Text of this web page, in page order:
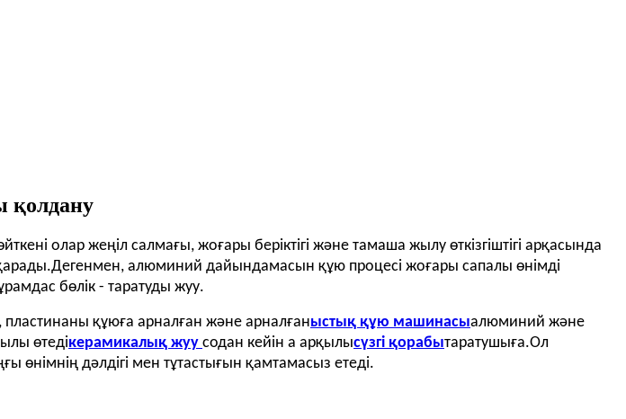
қолдану
олар жеңіл салмағы, жоғары беріктігі және тамаша жылу өткізгіштігі арқасында
алюминий дайындамасын құю процесі жоғары сапалы өнімді
бөлік - таратуды жуу.
құюға арналған және арналғаныстық құю машинасыалюминий және
өтедікерамикалық жуу содан кейін а арқылысүзгі қорабытаратушыға.Ол
өнімнің дәлдігі мен тұтастығын қамтамасыз етеді.